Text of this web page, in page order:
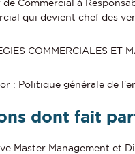
de Commercial à
qui devient chef des
COMMERCIALES
: Politique générale de
dont fait
Master Management et